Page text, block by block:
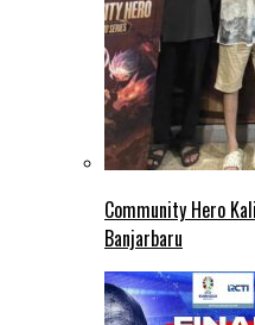
Community Hero
Banjarbaru